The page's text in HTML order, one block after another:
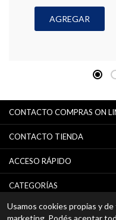
AGREGAR
CONTACTO COMPRAS ON
CONTACTO TIENDA
ACCESO RÁPIDO
CATEGORÍAS
NEWSLETTER (OFERTAS /
Usamos cookies propias y
marketing. Podés aceptar